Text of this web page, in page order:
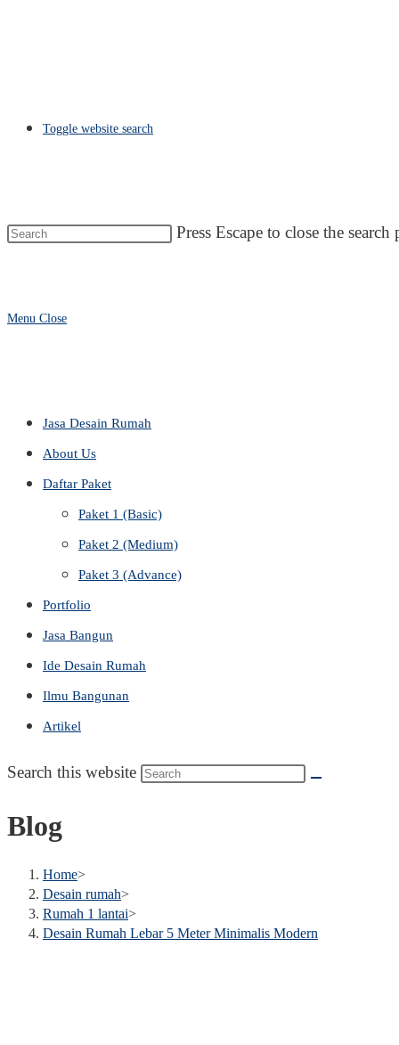
Toggle website search
Press Escape to close the search
Menu Close
Jasa Desain Rumah
About Us
Daftar Paket
Paket 1 (Basic)
Paket 2 (Medium)
Paket 3 (Advance)
Portfolio
Jasa Bangun
Ide Desain Rumah
Ilmu Bangunan
Artikel
Search this website
Blog
Home>
Desain rumah>
Rumah 1 lantai>
Desain Rumah Lebar 5 Meter Minimalis Modern